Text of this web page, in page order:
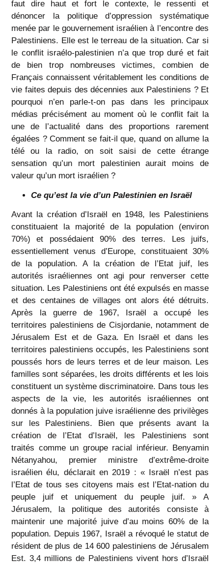
faut dire haut et fort le contexte, le ressenti et
dénoncer la politique d’oppression systématique
menée par le gouvernement israélien à l’encontre des
Palestiniens. Elle est le terreau de la situation. Car si
le conflit israélo-palestinien n’a que trop duré et fait
de bien trop nombreuses victimes, combien de
Français connaissent véritablement les conditions de
vie faites depuis des décennies aux Palestiniens ? Et
pourquoi n’en parle-t-on pas dans les principaux
médias précisément au moment où le conflit fait la
une de l’actualité dans des proportions rarement
égalées ? Comment se fait-il que, quand on allume la
télé ou la radio, on soit saisi de cette étrange
sensation qu’un mort palestinien aurait moins de
valeur qu’un mort israélien ?
Ce qu’est la vie d’un Palestinien en Israël
Avant la création d’Israël en 1948, les Palestiniens
constituaient la majorité de la population (environ
70%) et possédaient 90% des terres. Les juifs,
essentiellement venus d’Europe, constituaient 30%
de la population. A la création de l’Etat juif, les
autorités israéliennes ont agi pour renverser cette
situation. Les Palestiniens ont été expulsés en masse
et des centaines de villages ont alors été détruits.
Après la guerre de 1967, Israël a occupé les
territoires palestiniens de Cisjordanie, notamment de
Jérusalem Est et de Gaza. En Israël et dans les
territoires palestiniens occupés, les Palestiniens sont
poussés hors de leurs terres et de leur maison. Les
familles sont séparées, les droits différents et les lois
constituent un système discriminatoire. Dans tous les
aspects de la vie, les autorités israéliennes ont
donnés à la population juive israélienne des privilèges
sur les Palestiniens. Bien que présents avant la
création de l’Etat d’Israël, les Palestiniens sont
traités comme un groupe racial inférieur. Benyamin
Nétanyahou, premier ministre d’extrême-droite
israélien élu, déclarait en 2019 : « Israël n’est pas
l’Etat de tous ses citoyens mais est l’Etat-nation du
peuple juif et uniquement du peuple juif. » A
Jérusalem, la politique des autorités consiste à
maintenir une majorité juive d’au moins 60% de la
population. Depuis 1967, Israël a révoqué le statut de
résident de plus de 14 600 palestiniens de Jérusalem
Est. 3,4 millions de Palestiniens vivent hors d’Israël